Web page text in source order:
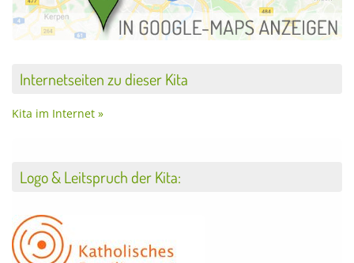
Internetseiten zu dieser Kita
Kita im Internet »
Logo & Leitspruch der Kita: